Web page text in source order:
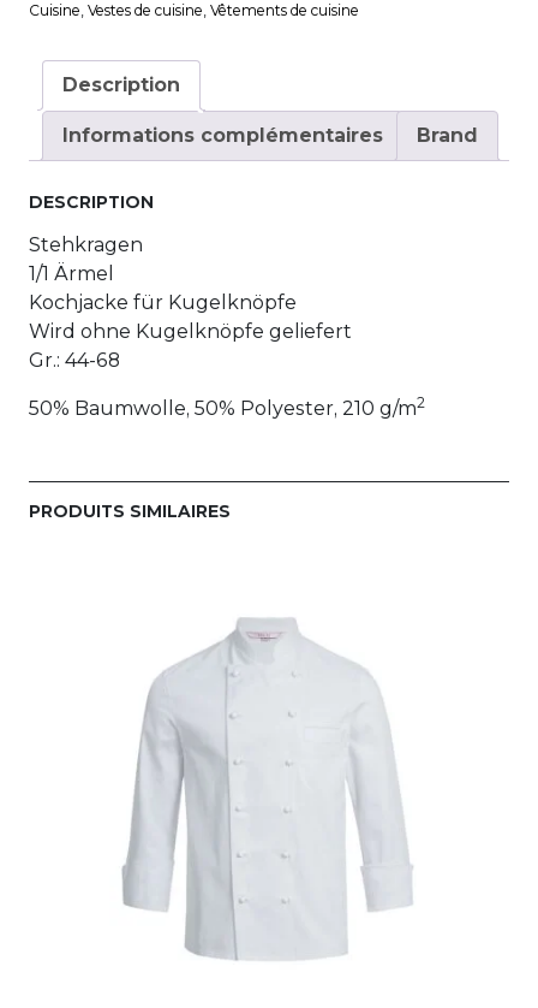
Cuisine, Vestes de cuisine, Vêtements de cuisine
Description
Informations complémentaires Brand
DESCRIPTION
Stehkragen
1/1 Ärmel
Kochjacke für Kugelknöpfe
Wird ohne Kugelknöpfe geliefert
Gr.: 44-68
50% Baumwolle, 50% Polyester, 210 g/m2
PRODUITS SIMILAIRES